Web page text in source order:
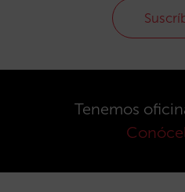
Tenemos